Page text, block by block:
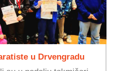
u Drvengradu